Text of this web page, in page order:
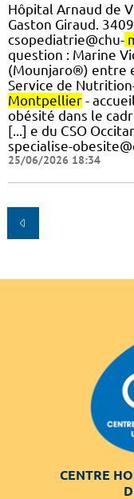
Hôpital Arnaud de
Gaston Giraud.
csopediatrie@chu-
question : Marine
(Mounjaro®) entre
Service de
Montpellier -
obésité dans le
[...] e du CSO
specialise-
25/06/2026 18:34
CENTRE